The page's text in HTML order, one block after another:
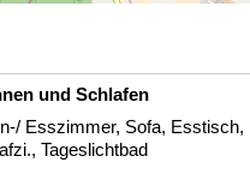
und Schlafen
Esszimmer, Sofa,
Tageslichtbad